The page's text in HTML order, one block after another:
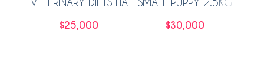
2KG
$25,000
$30,000